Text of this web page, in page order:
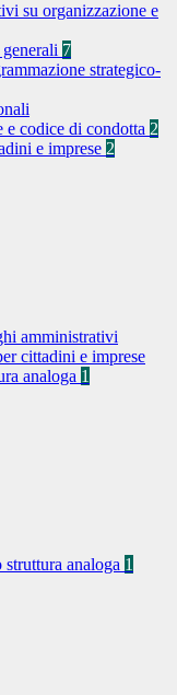
su organizzazione e
7
strategico-
codice di condotta 2
e imprese 2
amministrativi
cittadini e imprese
analoga 1
analoga 1